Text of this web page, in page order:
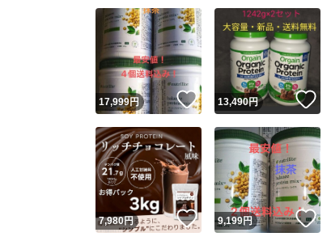
17,999円 いいね！
13,490円
7,980円 いいね！
9,199円